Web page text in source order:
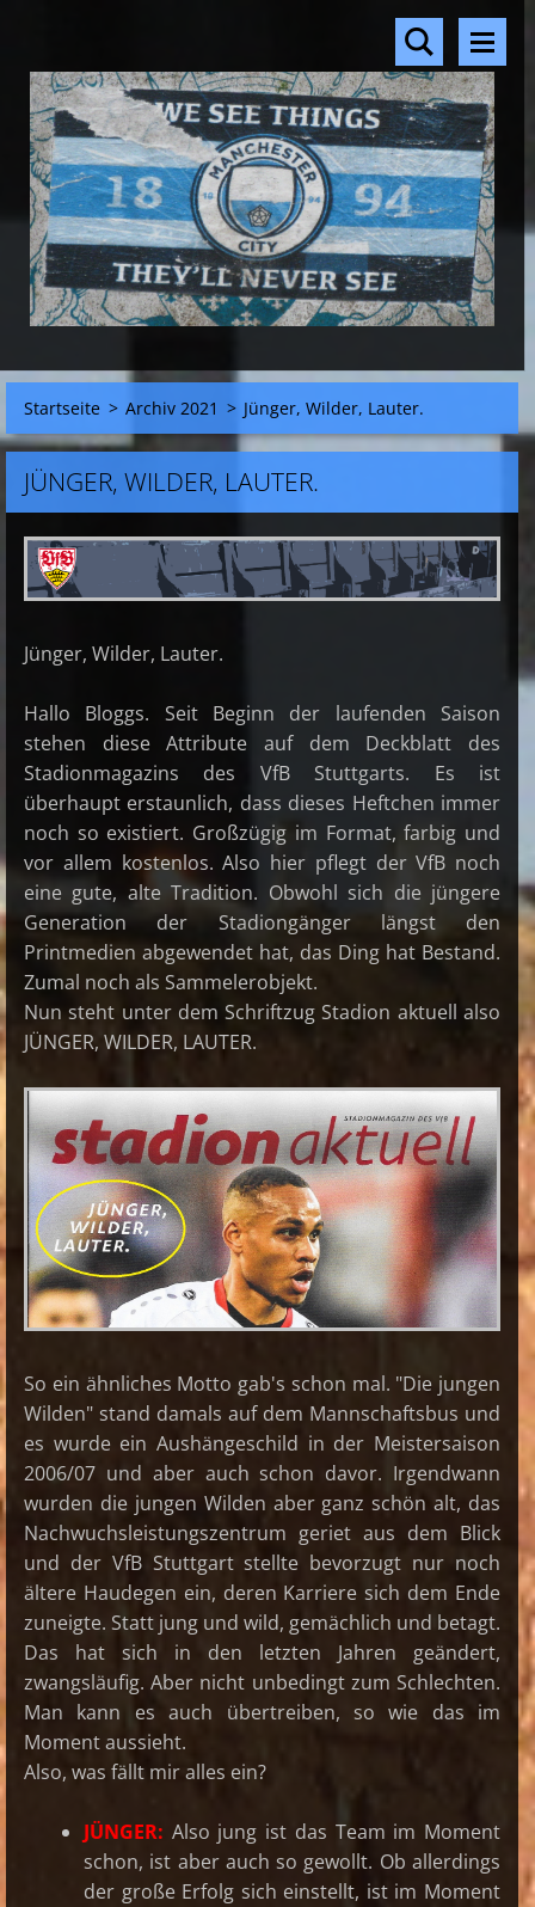
Startseite > Archiv 2021 > Jünger, Wilder, Lauter.
JÜNGER, WILDER, LAUTER.
Jünger, Wilder, Lauter.
Hallo Bloggs. Seit Beginn der laufenden Saison
stehen diese Attribute auf dem Deckblatt des
Stadionmagazins des VfB Stuttgarts. Es ist
überhaupt erstaunlich, dass dieses Heftchen immer
noch so existiert. Großzügig im Format, farbig und
vor allem kostenlos. Also hier pflegt der VfB noch
eine gute, alte Tradition. Obwohl sich die jüngere
Generation der Stadiongänger längst den
Printmedien abgewendet hat, das Ding hat Bestand.
Zumal noch als Sammelerobjekt.
Nun steht unter dem Schriftzug Stadion aktuell also
JÜNGER, WILDER, LAUTER.
So ein ähnliches Motto gab's schon mal. "Die jungen
Wilden" stand damals auf dem Mannschaftsbus und
es wurde ein Aushängeschild in der Meistersaison
2006/07 und aber auch schon davor. Irgendwann
wurden die jungen Wilden aber ganz schön alt, das
Nachwuchsleistungszentrum geriet aus dem Blick
und der VfB Stuttgart stellte bevorzugt nur noch
ältere Haudegen ein, deren Karriere sich dem Ende
zuneigte. Statt jung und wild, gemächlich und betagt.
Das hat sich in den letzten Jahren geändert,
zwangsläufig. Aber nicht unbedingt zum Schlechten.
Man kann es auch übertreiben, so wie das im
Moment aussieht.
Also, was fällt mir alles ein?
JÜNGER: Also jung ist das Team im Moment
schon, ist aber auch so gewollt. Ob allerdings
der große Erfolg sich einstellt, ist im Moment